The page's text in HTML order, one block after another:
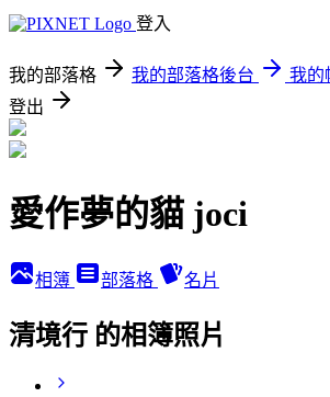
登入
我的部落格 我的部落格後台
我的
登出
愛作夢的貓 joci
相簿 部落格 名片
清境行 的相簿照片